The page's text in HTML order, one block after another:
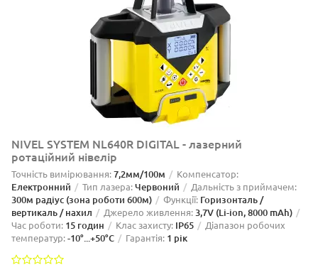
NIVEL SYSTEM NL640R DIGITAL - лазерний
ротаційний нівелір
Точність вимірювання:7,2мм/100м Компенсатор:
Електронний Тип лазера:Червоний Дальність з приймачем:
300м радіус (зона роботи 600м) Функції: Горизонталь /
вертикаль / нахил
Джерело живлення:3,7V (Li-ion, 8000 mAh)
Час роботи: 15 годин Клас захисту: IP65
Діапазон робочих
температур:-10°...+50°C Гарантія: 1 рік